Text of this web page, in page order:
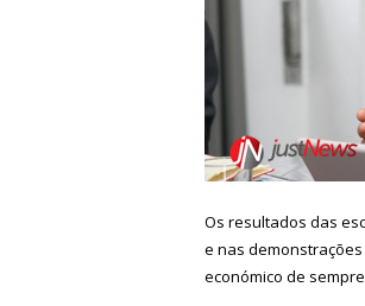
Os resultados das
e nas
económico de